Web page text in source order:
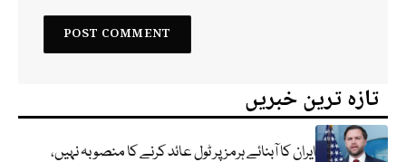
تازہ ترین خبریں
ایران کا آبنائے ہرمز پر ٹول عائد کرنے کا منصوبہ نہیں،